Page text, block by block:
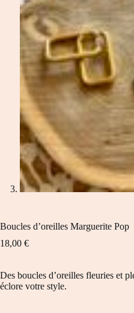
Boucles d’oreilles Marguerite Pop
18,00 €
Des boucles d’oreilles fleuries et
éclore votre style.